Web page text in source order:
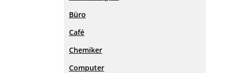
Büro
Café
Chemiker
Computer